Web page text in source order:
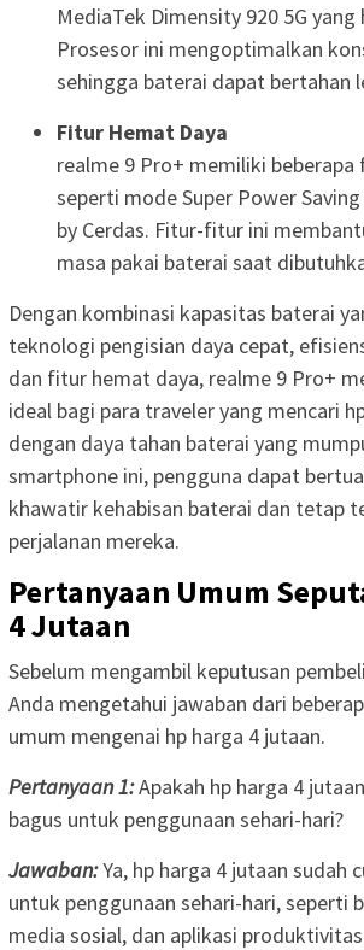
MediaTek Dimensity 920 5G
Prosesor ini mengoptimalkan
sehingga baterai dapat bertahan
Fitur Hemat Daya
realme 9 Pro+ memiliki
seperti mode Super Power
by Cerdas. Fitur-fitur ini
masa pakai baterai saat
Dengan kombinasi kapasitas baterai
teknologi pengisian daya cepat,
dan fitur hemat daya, realme 9 Pro+
ideal bagi para traveler yang mencari
dengan daya tahan baterai yang
smartphone ini, pengguna dapat
khawatir kehabisan baterai dan tetap
perjalanan mereka.
Pertanyaan Umum
4 Jutaan
Sebelum mengambil keputusan
Anda mengetahui jawaban dari
umum mengenai hp harga 4 jutaan.
Pertanyaan 1:Apakah hp harga 4
bagus untuk penggunaan sehari-hari?
Jawaban:Ya, hp harga 4 jutaan sudah
untuk penggunaan sehari-hari, seperti
media sosial, dan aplikasi